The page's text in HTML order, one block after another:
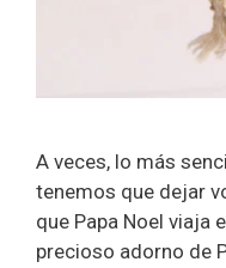
A veces, lo más
tenemos que dejar
que Papa Noel viaja
precioso adorno de